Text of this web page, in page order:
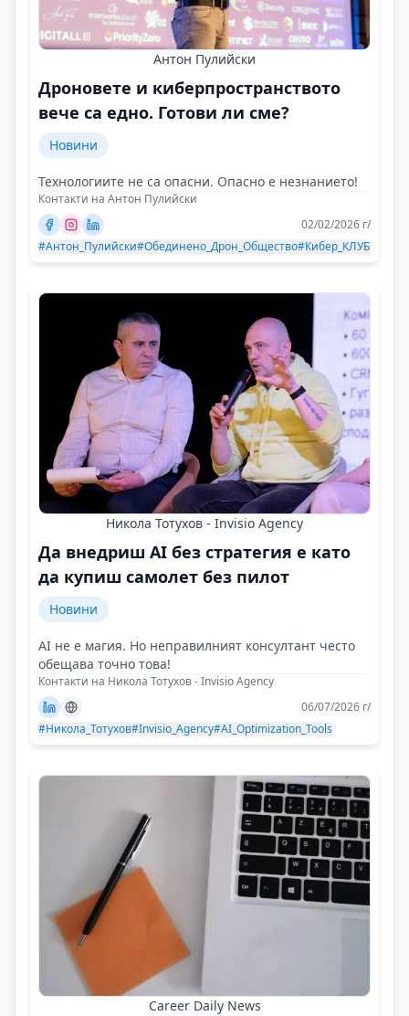
Антон Пулийски
Дроновете и киберпространството
вече са едно. Готови ли сме?
Новини
Технологиите не са опасни. Опасно е незнанието!
Контакти на Антон Пулийски
02/02/2026 г/
#Антон_Пулийски#Обединено_Дрон_Общество#Кибер_КЛУБ
Никола Тотухов - Invisio Agency
Да внедриш AI без стратегия е като
да купиш самолет без пилот
Новини
AI не е магия. Но неправилният консултант често
обещава точно това!
Контакти на Никола Тотухов - Invisio Agency
06/07/2026 г/
#Никола_Тотухов#Invisio_Agency#AI_Optimization_Tools
Career Daily News